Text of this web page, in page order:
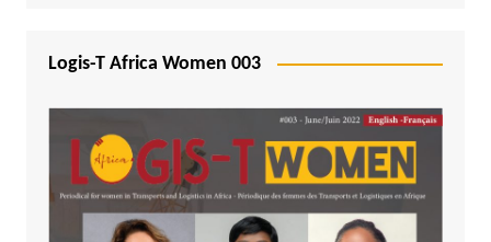
Logis-T Africa Women 003